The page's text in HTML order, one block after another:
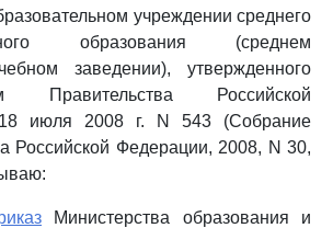
учреждении среднего
образования (среднем
заведении), утвержденного
Правительства Российской
июля 2008 г. N 543 (Собрание
Российской Федерации, 2008, N 30,
Министерства образования и